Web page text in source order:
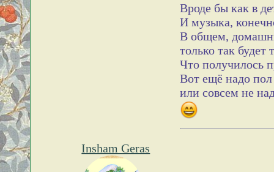
Вроде бы как в
И музыка,
В общем,
только так будет
Что получилось
Вот ещё надо
или совсем не
Insham Geras